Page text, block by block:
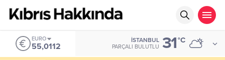
EURO
55,0112
İSTANBUL
PARÇALI BULUTLU 31°C